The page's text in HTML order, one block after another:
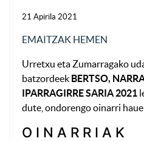
21 Apirila 2021
EMAITZAK HEMEN
Urretxu eta Zumarragako
batzordeek BERTSO,
IPARRAGIRRE SARIA 2021
dute, ondorengo oinarri
O I N A R R I A K